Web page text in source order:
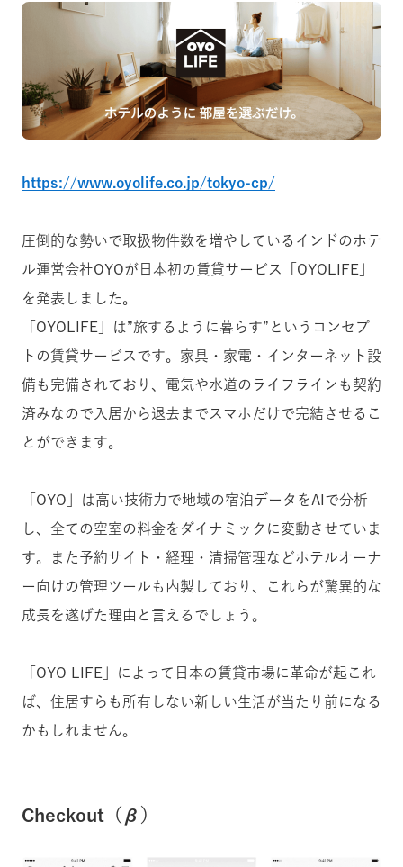
https://www.oyolife.co.jp/tokyo-cp/
圧倒的な勢いで取扱物件数を増やしているインドのホテ
ル運営会社OYOが日本初の賃貸サービス「OYOLIFE」
を発表しました。
「OYOLIFE」は”旅するように暮らす”というコンセプ
トの賃貸サービスです。家具・家電・インターネット設
備も完備されており、電気や水道のライフラインも契約
済みなので入居から退去までスマホだけで完結させるこ
とができます。
「OYO」は高い技術力で地域の宿泊データをAIで分析
し、全ての空室の料金をダイナミックに変動させていま
す。また予約サイト・経理・清掃管理などホテルオーナ
ー向けの管理ツールも内製しており、これらが驚異的な
成長を遂げた理由と言えるでしょう。
「OYO LIFE」によって日本の賃貸市場に革命が起これ
ば、住居すらも所有しない新しい生活が当たり前になる
かもしれません。
Checkout（β）